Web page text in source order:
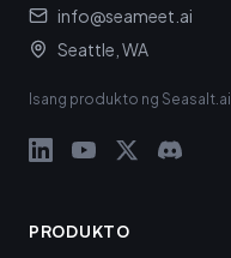
info@seameet.ai
Seattle, WA
Isang produkto ng Seasalt.ai
PRODUKTO